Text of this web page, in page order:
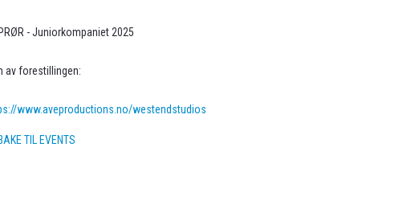
- Juniorkompaniet 2025
av forestillingen:
www.aveproductions.no/westendstudios
TIL EVENTS